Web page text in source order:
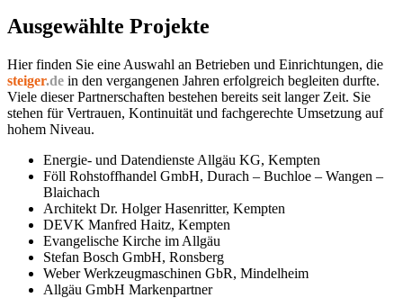
Ausgewählte Projekte
Hier finden Sie eine Auswahl an Betrieben und Einrichtungen, die
steiger.de in den vergangenen Jahren erfolgreich begleiten durfte.
Viele dieser Partnerschaften bestehen bereits seit langer Zeit. Sie
stehen für Vertrauen, Kontinuität und fachgerechte Umsetzung auf
hohem Niveau.
Energie- und Datendienste Allgäu KG, Kempten
Föll Rohstoffhandel GmbH, Durach – Buchloe – Wangen –
Blaichach
Architekt Dr. Holger Hasenritter, Kempten
DEVK Manfred Haitz, Kempten
Evangelische Kirche im Allgäu
Stefan Bosch GmbH, Ronsberg
Weber Werkzeugmaschinen GbR, Mindelheim
Allgäu GmbH Markenpartner